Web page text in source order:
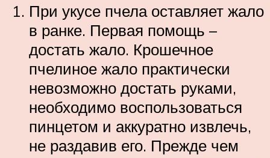
При укусе пчела оставляет жало
в ранке. Первая помощь –
достать жало. Крошечное
пчелиное жало практически
невозможно достать руками,
необходимо воспользоваться
пинцетом и аккуратно извлечь,
не раздавив его. Прежде чем